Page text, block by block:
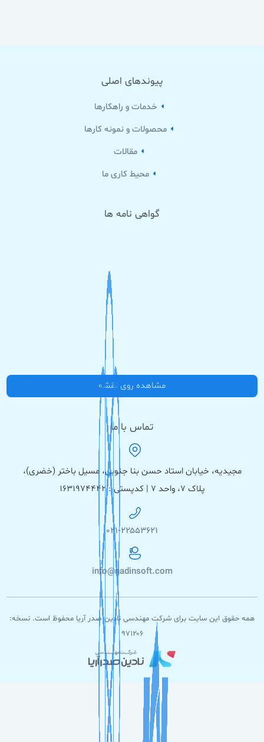
پیوندهای اصلی
خدمات و راهکارها
محصولات و نمونه کارها
مقالات
محیط کاری ما
گواهی نامه ها
مشاهده روی نقشه
تماس با ما
مجیدیه، خیابان استاد حسن بنا جنوبی، مسیل باختر (خضری)،
پلاک ۷، واحد ۷ | کدپستی : ۱۶۳۱۹۷۴۴۴۲
۰۲۱-۲۲۵۵۳۶۲۱
info@nadinsoft.com
همه حقوق این سایت برای شرکت مهندسی نادین صدر آریا محفوظ است. نسخه:
۹۷۱۲۰۶